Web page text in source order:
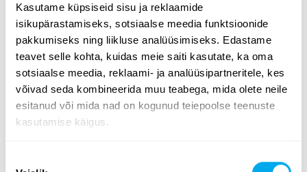
Kasutame küpsiseid sisu ja reklaamide
isikupärastamiseks, sotsiaalse meedia funktsioonide
pakkumiseks ning liikluse analüüsimiseks. Edastame
teavet selle kohta, kuidas meie saiti kasutate, ka oma
sotsiaalse meedia, reklaami- ja analüüsipartneritele, kes
võivad seda kombineerida muu teabega, mida olete neile
esitanud või mida nad on kogunud teiepoolse teenuste
kasutamise käigus.
Lai valik rasketehnikat - leia endale vajalik
Valige kategooria põllumajandus,transport,ehitus,
metsandus,kommunaalhooldu ,materjali käitlemine .
Kasutage lehe küljel olevaid rasketehnika
otsingukriteeriume, et leida vajadustele vastav traktor,
toote asukoha, väljalaskeaasta, hinna, kuulutuse tüübi